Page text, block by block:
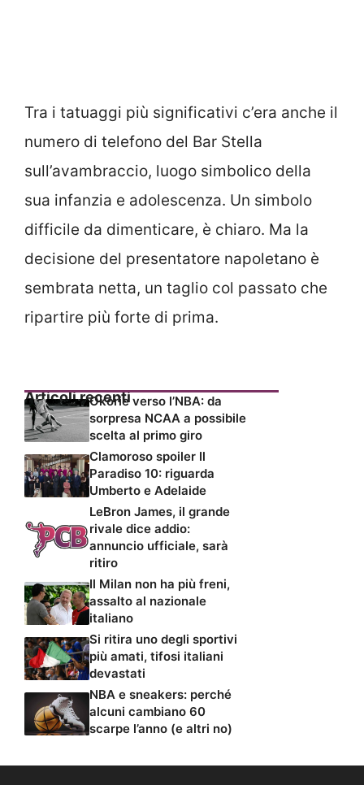
Tra i tatuaggi più significativi c’era anche il
numero di telefono del Bar Stella
sull’avambraccio, luogo simbolico della
sua infanzia e adolescenza. Un simbolo
difficile da dimenticare, è chiaro. Ma la
decisione del presentatore napoletano è
sembrata netta, un taglio col passato che
ripartire più forte di prima.
Articoli recentiOkorie verso l’NBA: da
sorpresa NCAA a possibile
scelta al primo giro
Clamoroso spoiler Il
Paradiso 10: riguarda
Umberto e Adelaide
LeBron James, il grande
rivale dice addio:
annuncio ufficiale, sarà
ritiro
Il Milan non ha più freni,
assalto al nazionale
italiano
Si ritira uno degli sportivi
più amati, tifosi italiani
devastati
NBA e sneakers: perché
alcuni cambiano 60
scarpe l’anno (e altri no)